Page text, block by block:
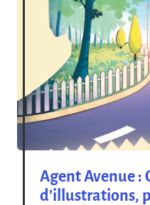
Agent Avenue :
d’illustrations,